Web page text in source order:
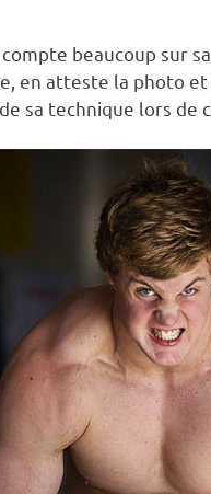
beaucoup sur
en atteste la photo
sa technique lors de